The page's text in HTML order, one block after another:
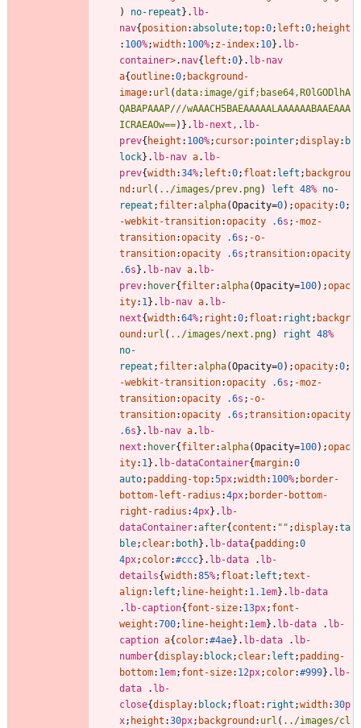
)
no-repeat } . lb-
nav{ position:absolute;top:0; left :0; height
: 100%;width: 100%; z-index: 10} . lb-
container>. nav{ left :0} . lb-nav
a{outline:0; background-
image: url (data:image/gif;base64,R0lGODlhA
QABAPAAAP///wAAACH5BAEAAAAALAAAAAABAAEAAA
ICRAEAOw==) } . lb-next , . lb-
prev{ height : 100%; cursor: pointer;display: b
lock} . lb-nav a. lb-
prev{width:34%; left :0; float : left ; backgrou
nd : url ( ../images/prev.png) left 48% no-
repeat ; filter:alpha(Opacity=0) ;opacity:0;
-webkit-transition:opacity .6s ; -moz-
transition:opacity .6s ; -o-
transition:opacity .6s ;transition:opacity
.6s } . lb-nav a. lb-
prev: hover{ filter:alpha(Opacity=100) ;opac
ity: 1} . lb-nav a. lb-
next{width:64%; right :0; float : right ; backgr
ound : url ( ../images/next.png) right 48%
no-
repeat ; filter:alpha(Opacity=0) ;opacity:0;
-webkit-transition:opacity .6s ; -moz-
transition:opacity .6s ; -o-
transition:opacity .6s ;transition:opacity
.6s } . lb-nav a. lb-
next : hover{ filter:alpha(Opacity=100) ;opac
ity: 1} . lb-dataContainer{margin:0
auto; padding-top:5px;width: 100%; border-
bottom-left-radius :4px; border-bottom-
right-radius :4px} . lb-
dataContainer:after{ content : "" ;display:ta
ble; clear: both} . lb-data{ padding:0
4px; color:#ccc} . lb-data . lb-
details{width:85%; float : left ;text-
align: left ; line-height : 1.1em} . lb-data
. lb-caption{ font-size: 13px; font-
weight :700; line-height : 1em} . lb-data . lb-
caption a{ color:#4ae} . lb-data . lb-
number{display: block; clear: left ; padding-
bottom: 1em; font-size: 12px; color:#999} . lb-
data
. lb-
close{display: block; float : right ;width:30p
x; height :30px; background : url ( ../images/cl